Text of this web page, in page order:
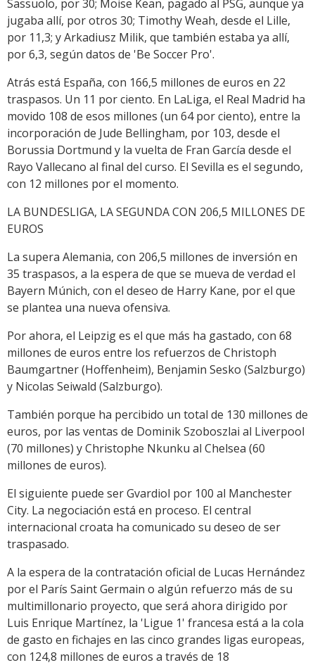
Sassuolo, por 30; Moise Kean, pagado al PSG, aunque ya
jugaba allí, por otros 30; Timothy Weah, desde el Lille,
por 11,3; y Arkadiusz Milik, que también estaba ya allí,
por 6,3, según datos de 'Be Soccer Pro'.
Atrás está España, con 166,5 millones de euros en 22
traspasos. Un 11 por ciento. En LaLiga, el Real Madrid ha
movido 108 de esos millones (un 64 por ciento), entre la
incorporación de Jude Bellingham, por 103, desde el
Borussia Dortmund y la vuelta de Fran García desde el
Rayo Vallecano al final del curso. El Sevilla es el segundo,
con 12 millones por el momento.
LA BUNDESLIGA, LA SEGUNDA CON 206,5 MILLONES DE
EUROS
La supera Alemania, con 206,5 millones de inversión en
35 traspasos, a la espera de que se mueva de verdad el
Bayern Múnich, con el deseo de Harry Kane, por el que
se plantea una nueva ofensiva.
Por ahora, el Leipzig es el que más ha gastado, con 68
millones de euros entre los refuerzos de Christoph
Baumgartner (Hoffenheim), Benjamin Sesko (Salzburgo)
y Nicolas Seiwald (Salzburgo).
También porque ha percibido un total de 130 millones de
euros, por las ventas de Dominik Szoboszlai al Liverpool
(70 millones) y Christophe Nkunku al Chelsea (60
millones de euros).
El siguiente puede ser Gvardiol por 100 al Manchester
City. La negociación está en proceso. El central
internacional croata ha comunicado su deseo de ser
traspasado.
A la espera de la contratación oficial de Lucas Hernández
por el París Saint Germain o algún refuerzo más de su
multimillonario proyecto, que será ahora dirigido por
Luis Enrique Martínez, la 'Ligue 1' francesa está a la cola
de gasto en fichajes en las cinco grandes ligas europeas,
con 124,8 millones de euros a través de 18